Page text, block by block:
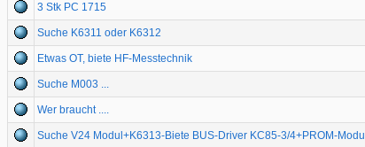
3 Stk PC 1715
Suche K6311 oder K6312
Etwas OT, biete HF-Messtechnik
Suche M003 ...
Wer braucht ....
Suche V24 Modul+K6313-Biete BUS-Driver KC85-3/4+PROM-Modul